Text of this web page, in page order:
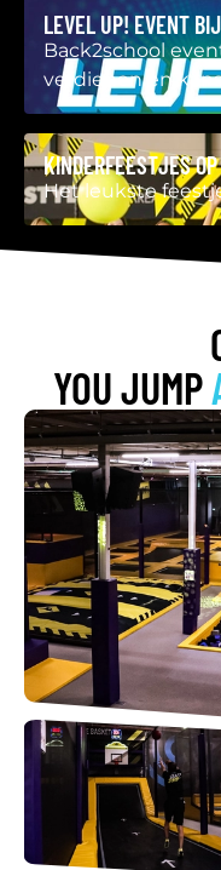
LEVEL UP! EVENT
Back2school
verdienen en
KINDERFEESTJES
Het leukste
YOU JUMP